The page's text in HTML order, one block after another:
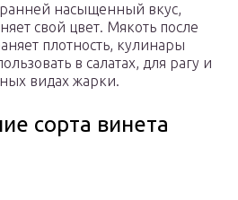
насыщенный вкус,
свой цвет. Мякоть после
плотность, кулинары
в салатах, для рагу и
видах жарки.
сорта винета